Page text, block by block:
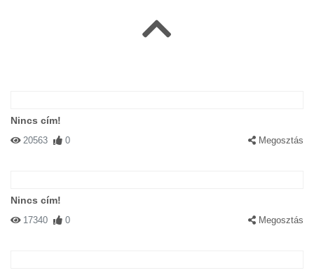
Nincs cím!
20563 0 Megosztás
Nincs cím!
17340 0 Megosztás